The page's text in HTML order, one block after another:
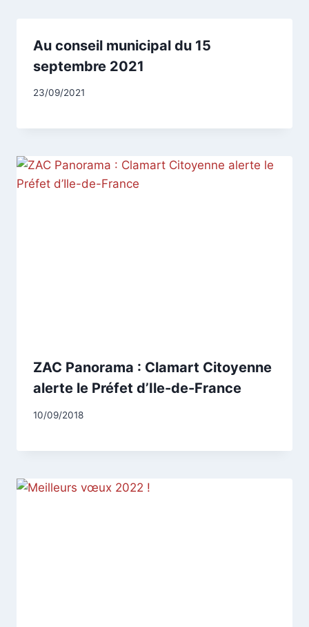
Au conseil municipal du 15
septembre 2021
Par
23/09/2021
ZAC Panorama : Clamart Citoyenne
alerte le Préfet d’Ile-de-France
Par
10/09/2018